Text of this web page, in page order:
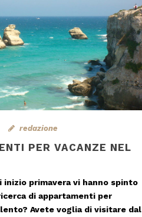
redazione
PER VACANZE NEL
inizio primavera vi hanno spinto
di appartamenti per
Avete voglia di visitare dal